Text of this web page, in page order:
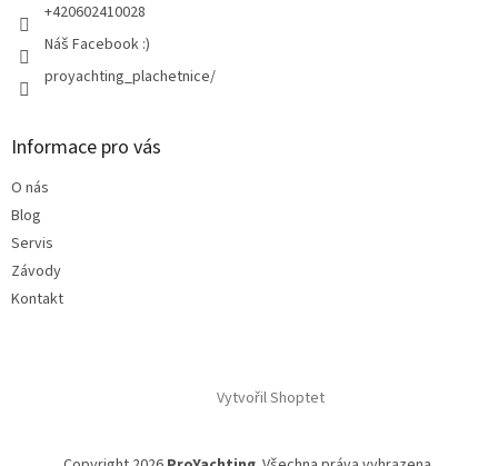
+420602410028
Náš Facebook :)
proyachting_plachetnice/
Informace pro vás
O nás
Blog
Servis
Závody
Kontakt
Vytvořil Shoptet